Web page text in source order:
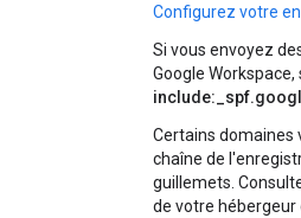
Configurez votre
Si vous envoyez
Google Workspace,
Certains domaines
chaîne de
guillemets.
de votre hébergeur